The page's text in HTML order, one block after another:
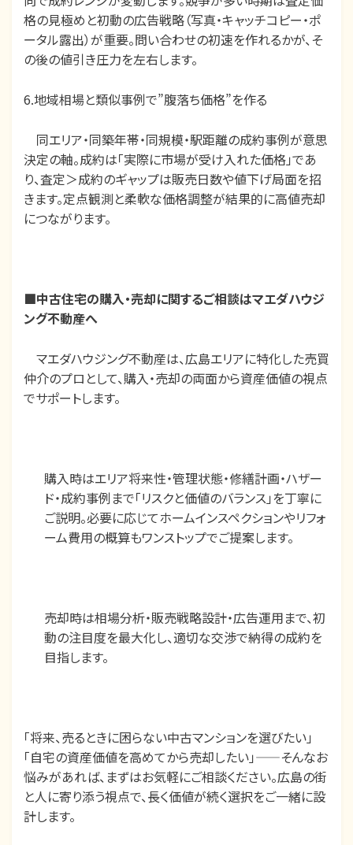
格の見極めと初動の広告戦略（写真・キャッチコピー・ポ
ータル露出）が重要。問い合わせの初速を作れるかが、そ
の後の値引き圧力を左右します。
6.地域相場と類似事例で”腹落ち価格”を作る
同エリア・同築年帯・同規模・駅距離の成約事例が意思
決定の軸。成約は「実際に市場が受け入れた価格」であ
り、査定＞成約のギャップは販売日数や値下げ局面を招
きます。定点観測と柔軟な価格調整が結果的に高値売却
につながります。
■中古住宅の購入・売却に関するご相談はマエダハウジ
ング不動産へ
マエダハウジング不動産は、広島エリアに特化した売買
仲介のプロとして、購入・売却の両面から資産価値の視点
でサポートします。
購入時はエリア将来性・管理状態・修繕計画・ハザー
ド・成約事例まで「リスクと価値のバランス」を丁寧に
ご説明。必要に応じてホームインスペクションやリフォ
ーム費用の概算もワンストップでご提案します。
売却時は相場分析・販売戦略設計・広告運用まで、初
動の注目度を最大化し、適切な交渉で納得の成約を
目指します。
「将来、売るときに困らない中古マンションを選びたい」
「自宅の資産価値を高めてから売却したい」——そんなお
悩みがあれば、まずはお気軽にご相談ください。広島の街
と人に寄り添う視点で、長く価値が続く選択をご一緒に設
計します。